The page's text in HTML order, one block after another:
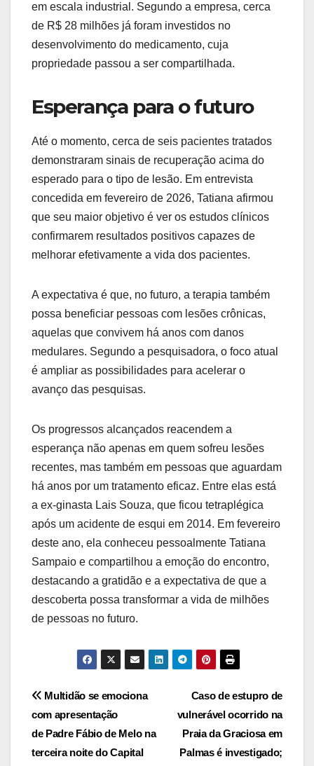
em escala industrial. Segundo a empresa, cerca
de R$ 28 milhões já foram investidos no
desenvolvimento do medicamento, cuja
propriedade passou a ser compartilhada.
Esperança para o futuro
Até o momento, cerca de seis pacientes tratados
demonstraram sinais de recuperação acima do
esperado para o tipo de lesão. Em entrevista
concedida em fevereiro de 2026, Tatiana afirmou
que seu maior objetivo é ver os estudos clínicos
confirmarem resultados positivos capazes de
melhorar efetivamente a vida dos pacientes.
A expectativa é que, no futuro, a terapia também
possa beneficiar pessoas com lesões crônicas,
aquelas que convivem há anos com danos
medulares. Segundo a pesquisadora, o foco atual
é ampliar as possibilidades para acelerar o
avanço das pesquisas.
Os progressos alcançados reacendem a
esperança não apenas em quem sofreu lesões
recentes, mas também em pessoas que aguardam
há anos por um tratamento eficaz. Entre elas está
a ex-ginasta Lais Souza, que ficou tetraplégica
após um acidente de esqui em 2014. Em fevereiro
deste ano, ela conheceu pessoalmente Tatiana
Sampaio e compartilhou a emoção do encontro,
destacando a gratidão e a expectativa de que a
descoberta possa transformar a vida de milhões
de pessoas no futuro.
Post
navigation
Caso de estupro de
vulnerável ocorrido na
Praia da Graciosa em
Palmas é investigado;
Multidão se emociona
com apresentação
de Padre Fábio de Melo na
terceira noite do Capital